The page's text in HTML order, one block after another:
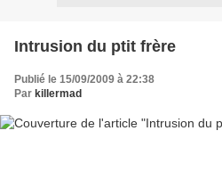
Intrusion du ptit frère
Publié le 15/09/2009 à 22:38
Par killermad